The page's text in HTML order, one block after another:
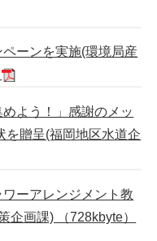
ーンを実施(環境局産
めよう！」感謝のメッ
を贈呈(福岡地区水道企
ーアレンジメント教
企画課) （728kbyte）